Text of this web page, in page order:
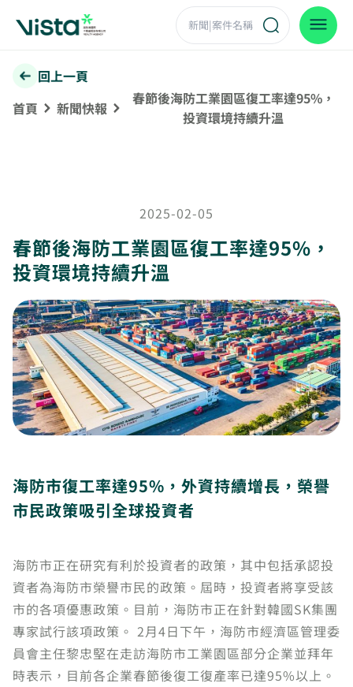
回上一頁
首頁
新聞快報
春節後海防工業園區復工率達95%，
投資環境持續升溫
2025-02-05
春節後海防工業園區復工率達95%，
投資環境持續升溫
海防市復工率達95%，外資持續增長，榮譽
市民政策吸引全球投資者
海防市正在研究有利於投資者的政策，其中包括承認投
資者為海防市榮譽市民的政策。屆時，投資者將享受該
市的各項優惠政策。目前，海防市正在針對韓國SK集團
專家試行該項政策。 2月4日下午，海防市經濟區管理委
員會主任黎忠堅在走訪海防市工業園區部分企業並拜年
時表示，目前各企業春節後復工復產率已達95%以上。